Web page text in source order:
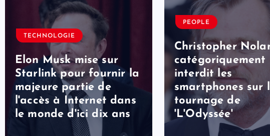
TECHNOLOGIE
Elon Musk mise sur
Starlink pour fournir la
majeure partie de
l'accès à Internet dans
le monde d'ici dix ans
PEOPLE
Christopher
catégoriquement
interdit les
smartphones sur
tournage de
'L'Odyssée'